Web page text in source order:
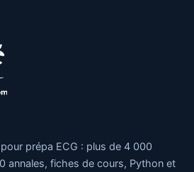
prépa ECG : plus de 4 000
annales, fiches de cours, Python et